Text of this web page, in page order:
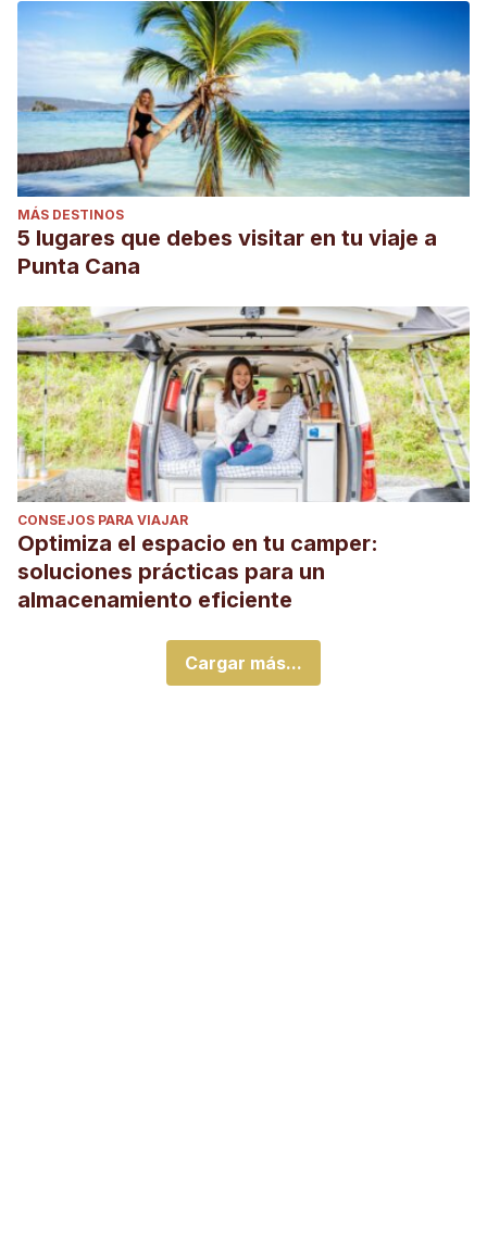
MÁS DESTINOS
5 lugares que debes visitar en tu viaje a
Punta Cana
CONSEJOS PARA VIAJAR
Optimiza el espacio en tu camper:
soluciones prácticas para un
almacenamiento eficiente
Cargar más...